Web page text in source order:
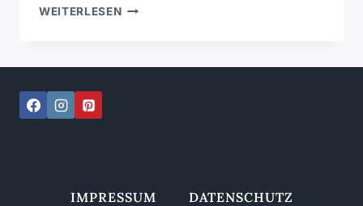
WEITERLESENBELDI
IMPRESSUM
DATENSCHUTZ